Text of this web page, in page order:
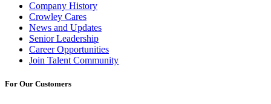
Company History
Crowley Cares
News and Updates
Senior Leadership
Career Opportunities
Join Talent Community
For Our Customers